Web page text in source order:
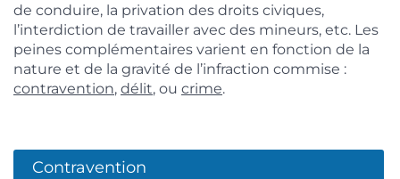
de conduire, la privation des droits civiques,
l’interdiction de travailler avec des mineurs, etc. Les
peines complémentaires varient en fonction de la
nature et de la gravité de l’infraction commise :
contravention, délit, ou crime.
Contravention